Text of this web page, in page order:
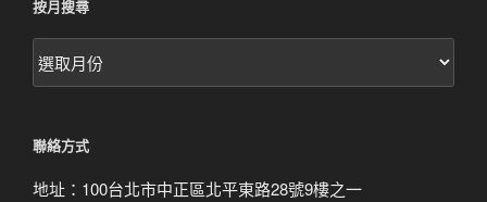
按月搜尋
按
月
聯絡方式
地址：100台北市中正區北平東路28號9樓之一